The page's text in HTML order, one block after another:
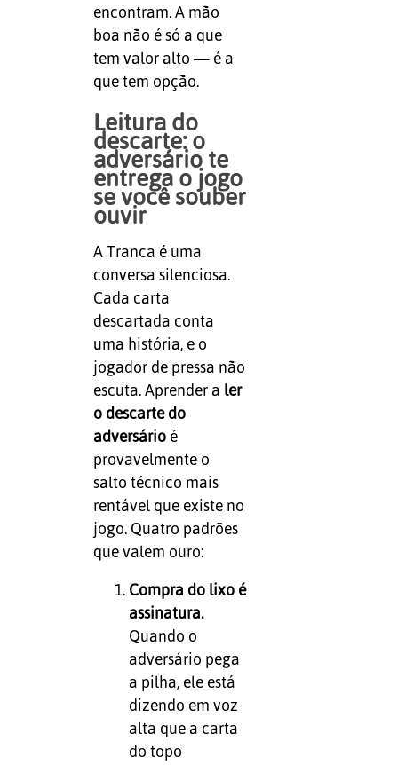
encontram. A mão
boa não é só a que
tem valor alto — é a
que tem opção.
Leitura do
descarte: o
adversário te
entrega o jogo
se você souber
ouvir
A Tranca é uma
conversa silenciosa.
Cada carta
descartada conta
uma história, e o
jogador de pressa não
escuta. Aprender a ler
o descarte do
adversárioé
provavelmente o
salto técnico mais
rentável que existe no
jogo. Quatro padrões
que valem ouro:
Compra do lixo é
assinatura.
Quando o
adversário pega
a pilha, ele está
dizendo em voz
alta que a carta
do topo